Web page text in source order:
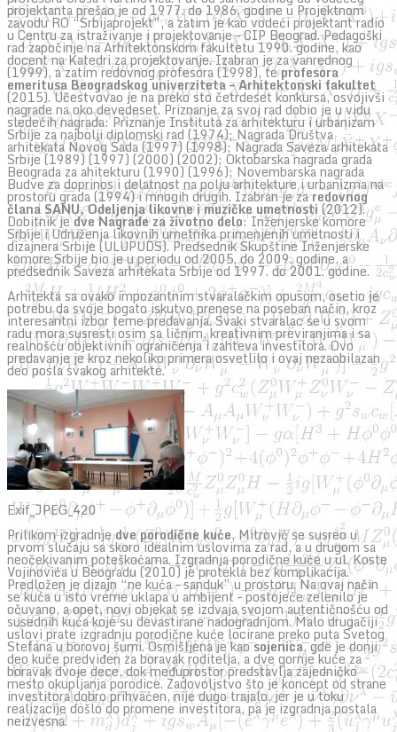
projektanta prešao je od 1977. do 1986. godine u Projektnom
zavodu RO “Srbijaprojekt”, a zatim je kao vodeći projektant radio
u Centru za istraživanje i projektovanje – CIP Beograd. Pedagoški
rad započinje na Arhitektonskom fakultetu 1990. godine, kao
docent na Katedri za projektovanje. Izabran je za vanrednog
(1999), a zatim redovnog profesora (1998), teprofesora
emeritusa Beogradskog univerziteta – Arhitektonski fakultet
(2015). Učestvovao je na preko sto četrdeset konkursa, osvojivši
nagrade na oko devedeset. Priznanje za svoj rad dobio je u vidu
sledećih nagrada: Priznanje Instituta za arhitekturu i urbanizam
Srbije za najbolji diplomski rad (1974); Nagrada Društva
arhitekata Novog Sada (1997) (1998); Nagrada Saveza arhitekata
Srbije (1989) (1997) (2000) (2002); Oktobarska nagrada grada
Beograda za ahitekturu (1990) (1996); Novembarska nagrada
Budve za doprinos i delatnost na polju arhitekture i urbanizma na
prostoru grada (1994) i mnogih drugih. Izabran je zaredovnog
člana SANU, Odeljenja likovne i muzičke umetnosti (2012).
Dobitnik jedve Nagrade za životno delo: Inženjerske komore
Srbije i Udruženja likovnih umetnika primenjenih umetnosti i
dizajnera Srbije (ULUPUDS). Predsednik Skupštine Inženjerske
komore Srbije bio je u periodu od 2005. do 2009. godine, a
predsednik Saveza arhitekata Srbije od 1997. do 2001. godine.
Arhitekta sa ovako impozantnim stvaralačkim opusom, osetio je
potrebu da svoje bogato iskutvo prenese na poseban način, kroz
interesantni izbor teme predavanja. Svaki stvaralac se u svom
radu mora susresti osim sa ličnim, kreativnim previranjima i sa
realnošću objektivnih ograničenja i zahteva investitora. Ovo
predavanje je kroz nekoliko primera osvetlilo i ovaj nezaobilazan
deo posla svakog arhitekte.
Exif_JPEG_420
Prilikom izgradnjedve porodične kuće, Mitrović se susreo u
prvom slučaju sa skoro idealnim uslovima za rad, a u drugom sa
neočekivanim poteškoćama. Izgradnja porodične kuće u ul. Koste
Vojinovića u Beogradu (2010) je protekla bez komplikacija.
Predložen je dizajn “ne kuća – sanduk” u prostoru. Na ovaj način
se kuća u isto vreme uklapa u ambijent – postojeće zelenilo je
očuvano, a opet, novi objekat se izdvaja svojom autentičnošću od
susednih kuća koje su devastirane nadogradnjom. Malo drugačiji
uslovi prate izgradnju porodične kuće locirane preko puta Svetog
Stefana u borovoj šumi. Osmišljena je kaosojenica, gde je donji
deo kuće predviđen za boravak roditelja, a dve gornje kuće za
boravak dvoje dece, dok međuprostor predstavlja zajedničko
mesto okupljanja porodice. Zadovoljstvo što je koncept od strane
investitora dobro prihvaćen, nije dugo trajalo, jer je u toku
realizacije došlo do promene investitora, pa je izgradnja postala
neizvesna.